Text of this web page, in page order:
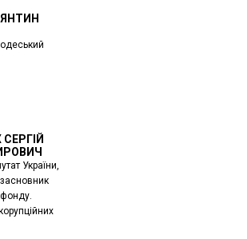
України,
фонду.